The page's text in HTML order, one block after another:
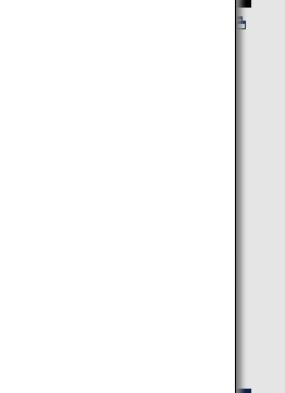
、テーマパーク、
カード、その他！
クラブ会員ならマ
す。